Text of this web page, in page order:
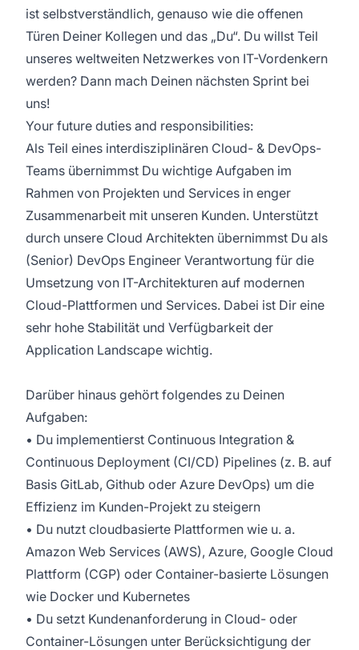
ist selbstverständlich, genauso wie die offenen
Türen Deiner Kollegen und das „Du“. Du willst Teil
unseres weltweiten Netzwerkes von IT-Vordenkern
werden? Dann mach Deinen nächsten Sprint bei
uns!
Your future duties and responsibilities:
Als Teil eines interdisziplinären Cloud- & DevOps-
Teams übernimmst Du wichtige Aufgaben im
Rahmen von Projekten und Services in enger
Zusammenarbeit mit unseren Kunden. Unterstützt
durch unsere Cloud Architekten übernimmst Du als
(Senior) DevOps Engineer Verantwortung für die
Umsetzung von IT-Architekturen auf modernen
Cloud-Plattformen und Services. Dabei ist Dir eine
sehr hohe Stabilität und Verfügbarkeit der
Application Landscape wichtig.
Darüber hinaus gehört folgendes zu Deinen
Aufgaben:
• Du implementierst Continuous Integration &
Continuous Deployment (CI/CD) Pipelines (z. B. auf
Basis GitLab, Github oder Azure DevOps) um die
Effizienz im Kunden-Projekt zu steigern
• Du nutzt cloudbasierte Plattformen wie u. a.
Amazon Web Services (AWS), Azure, Google Cloud
Plattform (CGP) oder Container-basierte Lösungen
wie Docker und Kubernetes
• Du setzt Kundenanforderung in Cloud- oder
Container-Lösungen unter Berücksichtigung der